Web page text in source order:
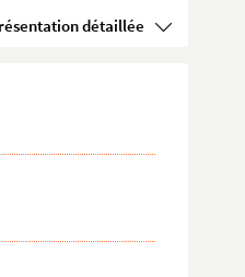
Voir la présentation détaillée